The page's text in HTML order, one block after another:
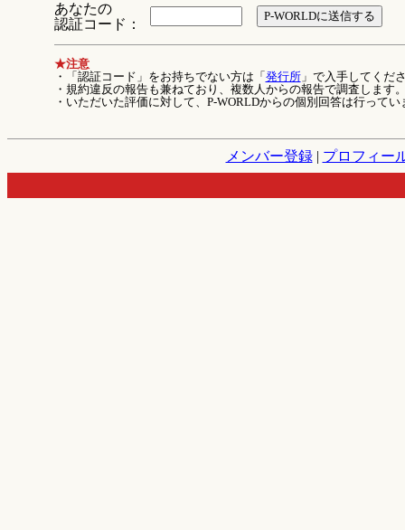
あなたの
認証コード：
★注意
・「認証コード」をお持ちでない方は「 発行所」で入手してくだ
・規約違反の報告も兼ねており、複数人からの報告で調査します
・いただいた評価に対して、P-WORLDからの個別回答は行ってい
メンバー登録| プロフィー